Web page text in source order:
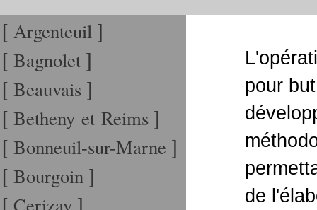
[ Argenteuil ]
[ Bagnolet ]
[ Beauvais ]
[ Betheny et Reims ]
[ Bonneuil-sur-Marne ]
[ Bourgoin ]
[ Cerizay ]
pour
de